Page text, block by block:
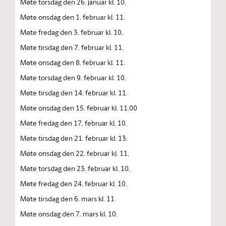
Møte onsdag den 1. februar kl. 11.
Møte fredag den 3. februar kl. 10.
Møte tirsdag den 7. februar kl. 11.
Møte onsdag den 8. februar kl. 11.
Møte torsdag den 9. februar kl. 10.
Møte tirsdag den 14. februar kl. 11.
Møte onsdag den 15. februar kl. 11.00
Møte fredag den 17. februar kl. 10.
Møte tirsdag den 21. februar kl. 13.
Møte onsdag den 22. februar kl. 11.
Møte torsdag den 23. februar kl. 10.
Møte fredag den 24. februar kl. 10.
Møte tirsdag den 6. mars kl. 11.
Møte onsdag den 7. mars kl. 10.